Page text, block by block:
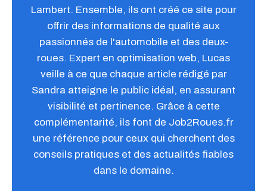
Lambert. Ensemble, ils ont créé ce site pour
offrir des informations de qualité aux
passionnés de l'automobile et des deux-
roues. Expert en optimisation web, Lucas
veille à ce que chaque article rédigé par
Sandra atteigne le public idéal, en assurant
visibilité et pertinence. Grâce à cette
complémentarité, ils font de Job2Roues.fr
une référence pour ceux qui cherchent des
conseils pratiques et des actualités fiables
dans le domaine.